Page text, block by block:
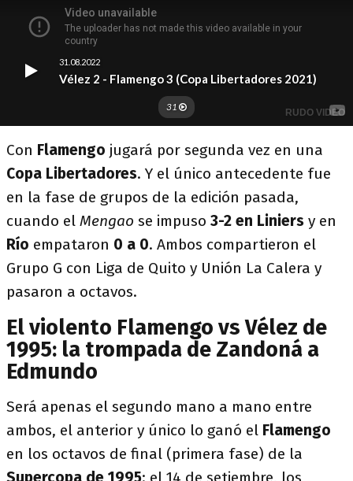
Con Flamengo jugará por segunda vez en una
Copa Libertadores. Y el único antecedente fue
en la fase de grupos de la edición pasada,
cuando el Mengao se impuso 3-2 en Liniers y en
Río empataron 0 a 0. Ambos compartieron el
Grupo G con Liga de Quito y Unión La Calera y
pasaron a octavos.
El violento Flamengo vs Vélez de
1995: la trompada de Zandoná a
Edmundo
Será apenas el segundo mano a mano entre
ambos, el anterior y único lo ganó el Flamengo
en los octavos de final (primera fase) de la